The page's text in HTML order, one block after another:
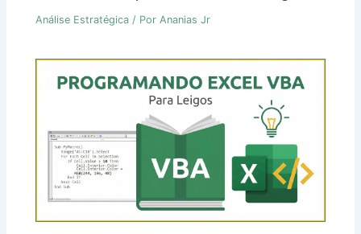
Análise Estratégica / PorAnanias Jr